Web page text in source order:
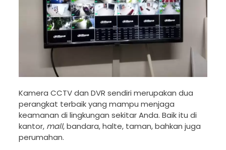
Kamera CCTV dan DVR sendiri merupakan dua
perangkat terbaik yang mampu menjaga
keamanan di lingkungan sekitar Anda. Baik itu di
kantor, mall, bandara, halte, taman, bahkan juga
perumahan.